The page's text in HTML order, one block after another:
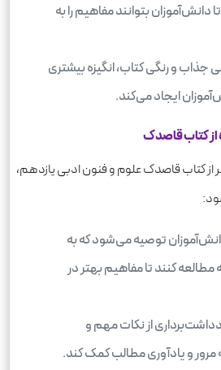
بتوانند مفاهیم را به
جذاب و رنگی کتاب، انگیزه بیشتری
ایجاد می‌کند.
از کتاب قاصدک
از کتاب قاصدک علوم و فنون ادبی یازدهم،
توصیه می‌شود که به
کنند تا مفاهیم بهتر در
از نکات مهم و
مرور و یادآوری مطالب کمک کند.